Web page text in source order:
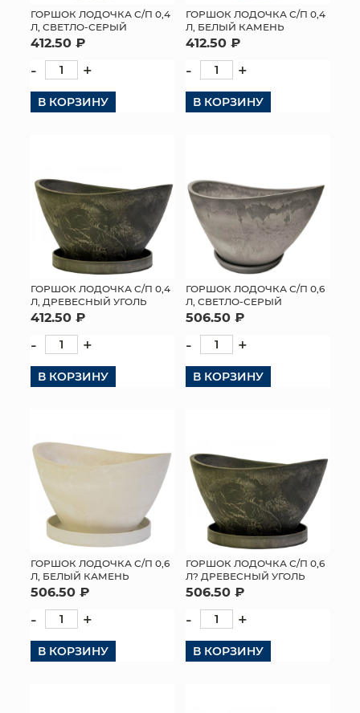
ПОДАРОЧНЫЕ КАРТЫ
ТОРГОВЫЙ ЦЕНТР
ОПТОВЫМ КЛИЕНТАМ
ДОСТАВКА И ОПЛАТА
ГОРШОК ЛОДОЧКА С/П 0,4
Л, СВЕТЛО-СЕРЫЙ
412.50 ₽
- +
В КОРЗИНУ
ГОРШОК ЛОДОЧКА С/П 0,4
Л, БЕЛЫЙ КАМЕНЬ
412.50 ₽
- +
В КОРЗИНУ
ГОРШОК ЛОДОЧКА С/П 0,4
Л, ДРЕВЕСНЫЙ УГОЛЬ
412.50 ₽
- +
В КОРЗИНУ
ГОРШОК ЛОДОЧКА С/П 0,6
Л, СВЕТЛО-СЕРЫЙ
506.50 ₽
- +
В КОРЗИНУ
ГОРШОК ЛОДОЧКА С/П 0,6
Л, БЕЛЫЙ КАМЕНЬ
506.50 ₽
- +
В КОРЗИНУ
ГОРШОК ЛОДОЧКА С/П 0,6
Л? ДРЕВЕСНЫЙ УГОЛЬ
506.50 ₽
- +
В КОРЗИНУ